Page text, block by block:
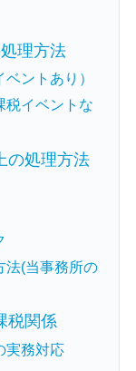
理方法
ントあり）
イベントな
の処理方法
法(当事務所の
税関係
実務対応